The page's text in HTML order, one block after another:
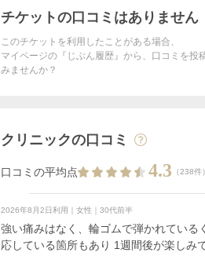
チケットの口コミはありません
このチケットを利用したことがある場合、
マイページの『じぶん履歴』から、口コミを投
みませんか？
クリニックの口コミ
口コミの平均点 4.3 （238件）
2026年8月2日利用｜女性｜30代前半
強い痛みはなく、輪ゴムで弾かれている
応している箇所もあり 1週間後が楽しみ